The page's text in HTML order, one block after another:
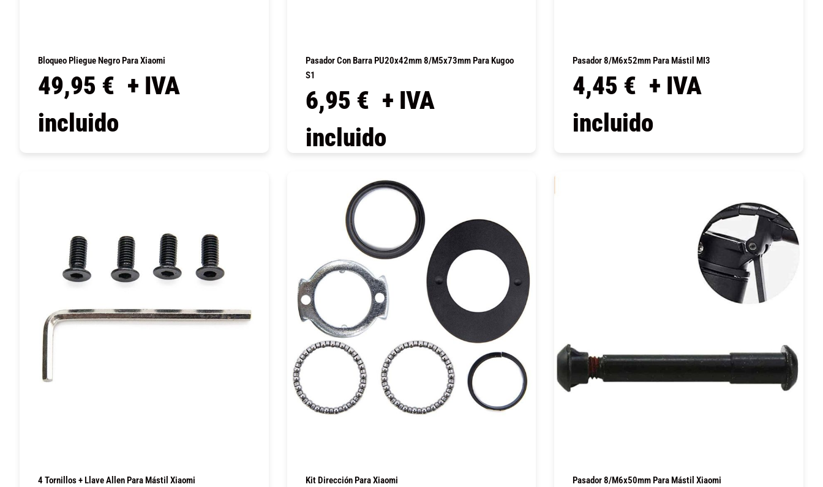
Bloqueo Pliegue Negro Para Xiaomi
49,95 € + IVA
incluido
Pasador Con Barra PU20x42mm 8/M5x73mm Para Kugoo
S1
6,95 € + IVA
incluido
Pasador 8/M6x52mm Para Mástil MI3
4,45 € + IVA
incluido
4 Tornillos + Llave Allen Para Mástil Xiaomi Kit Dirección Para Xiaomi Pasador 8/M6x50mm Para Mástil Xiaomi